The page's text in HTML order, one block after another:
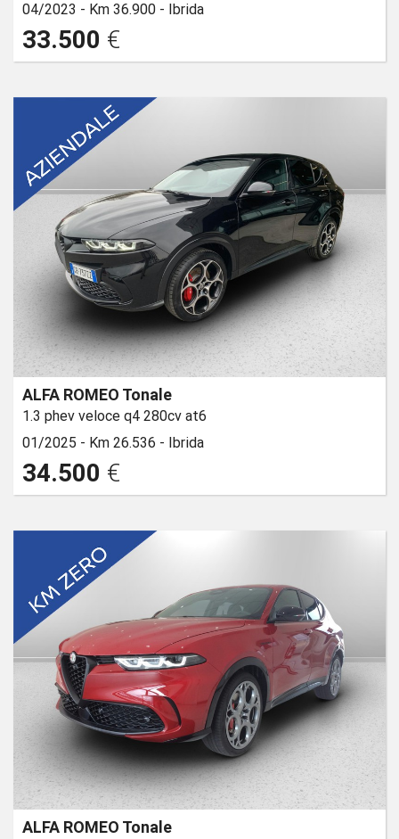
04/2023 - Km 36.900 - Ibrida
33.500 €
ALFA ROMEO Tonale
1.3 phev veloce q4 280cv at6
01/2025 - Km 26.536 - Ibrida
34.500 €
ALFA ROMEO Tonale